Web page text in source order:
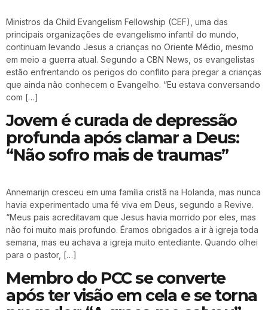
Ministros da Child Evangelism Fellowship (CEF), uma das
principais organizações de evangelismo infantil do mundo,
continuam levando Jesus a crianças no Oriente Médio, mesmo
em meio a guerra atual. Segundo a CBN News, os evangelistas
estão enfrentando os perigos do conflito para pregar a crianças
que ainda não conhecem o Evangelho. “Eu estava conversando
com […]
Jovem é curada de depressão
profunda após clamar a Deus:
“Não sofro mais de traumas”
Annemarijn cresceu em uma família cristã na Holanda, mas nunca
havia experimentado uma fé viva em Deus, segundo a Revive.
“Meus pais acreditavam que Jesus havia morrido por eles, mas
não foi muito mais profundo. Éramos obrigados a ir à igreja toda
semana, mas eu achava a igreja muito entediante. Quando olhei
para o pastor, […]
Membro do PCC se converte
após ter visão em cela e se torna